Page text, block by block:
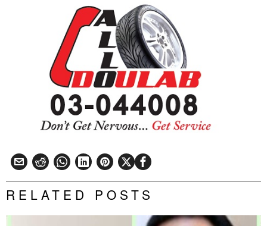
RELATED POSTS